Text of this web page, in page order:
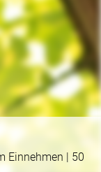
Einnehmen | 50